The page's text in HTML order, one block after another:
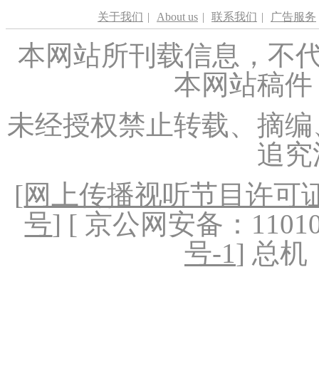
关于我们 | About us | 联系我们 | 广告服务
本网站所刊载信息，不
本网站稿
未经授权禁止转载、摘
追
[网上传播视听节目许可
号] [ 京公网安备：
号-1] 总机